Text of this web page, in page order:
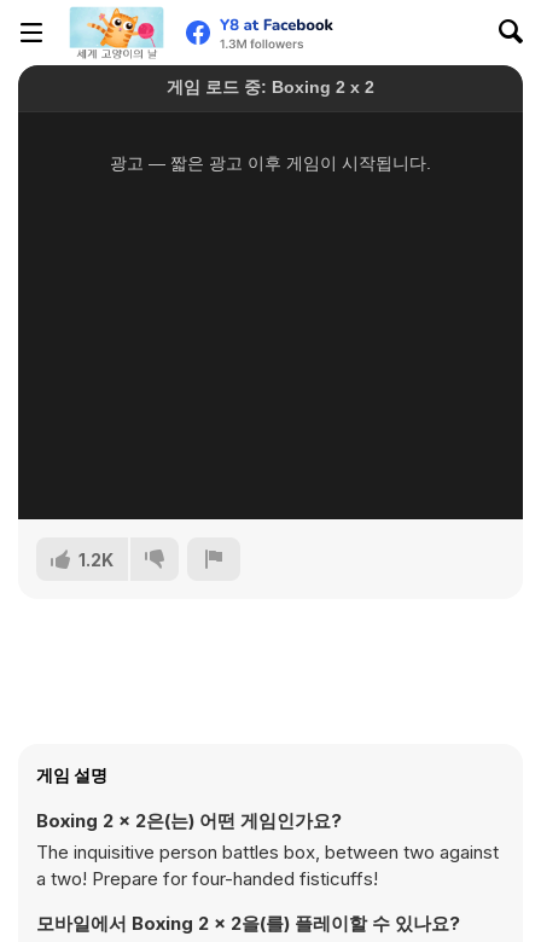
1.2K
게임 설명
Boxing 2 x 2은(는) 어떤 게임인가요?
The inquisitive person battles box, between two against
a two! Prepare for four-handed fisticuffs!
모바일에서 Boxing 2 x 2을(를) 플레이할 수 있나요?